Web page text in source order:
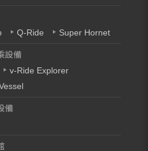
Q-Ride Super Hornet
設備
v-Ride Explorer
備